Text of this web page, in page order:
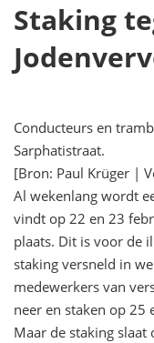
Staking
Conducteurs en
Sarphatistraat.
[Bron: Paul Krüger |
Al wekenlang wordt
vindt op 22 en 23
plaats. Dit is voor de
staking versneld in
medewerkers van
neer en staken op
Maar de staking slaat